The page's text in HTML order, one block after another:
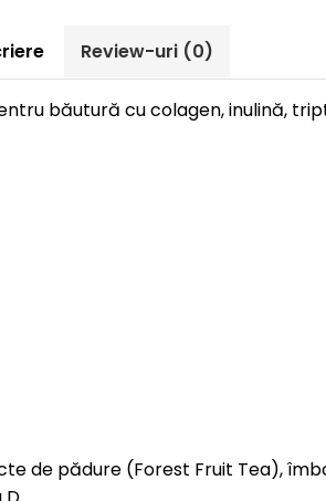
Review-uri (0)
băutură cu colagen, inulină,
de pădure (Forest Fruit Tea),